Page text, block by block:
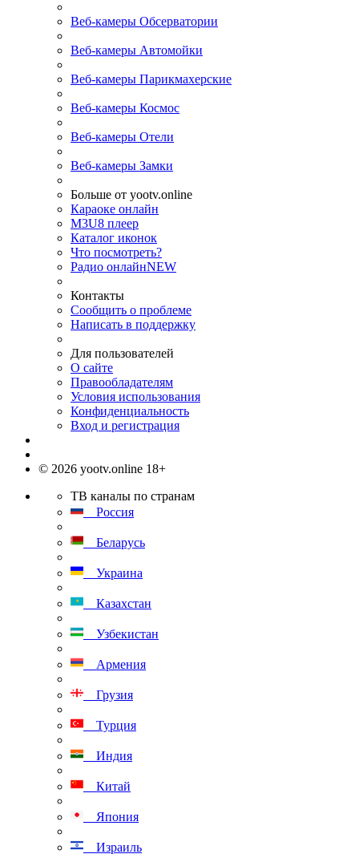
Веб-камеры Обсерватории
Веб-камеры Автомойки
Веб-камеры Парикмахерские
Веб-камеры Космос
Веб-камеры Отели
Веб-камеры Замки
Больше от yootv.online
Караоке онлайн
M3U8 плеер
Каталог иконок
Что посмотреть?
Радио онлайнNEW
Контакты
Сообщить о проблеме
Написать в поддержку
Для пользователей
О сайте
Правообладателям
Условия использования
Конфиденциальность
Вход и регистрация
© 2026 yootv.online 18+
ТВ каналы по странам
Россия
Беларусь
Украина
Казахстан
Узбекистан
Армения
Грузия
Турция
Индия
Китай
Япония
Израиль